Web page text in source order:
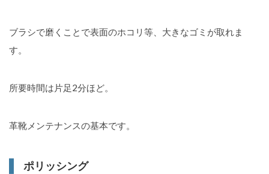
ブラシで磨くことで表面のホコリ等、大きなゴミが取れま
す。
所要時間は片足2分ほど。
革靴メンテナンスの基本です。
ポリッシング